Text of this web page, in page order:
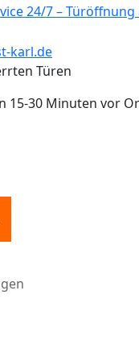
karl.de
Türen
15-30 Minuten vor